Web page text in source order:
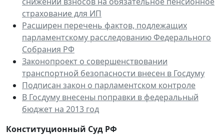
страхование для ИП
Расширен перечень фактов, подлежащих
парламентскому расследованию Федерального
Собрания РФ
Законопроект о совершенствовании
транспортной безопасности внесен в Госдуму
Подписан закон о парламентском контроле
В Госдуму внесены поправки в федеральный
бюджет на 2013 год
Конституционный Суд РФ